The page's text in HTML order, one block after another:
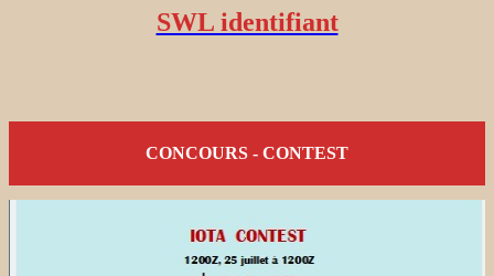
SWL identifiant
CONCOURS - CONTEST